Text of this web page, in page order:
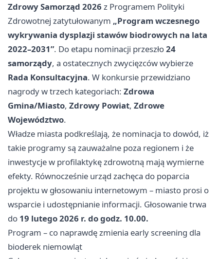
Zdrowy Samorząd 2026 z Programem Polityki
Zdrowotnej zatytułowanym „Program wczesnego
wykrywania dysplazji stawów biodrowych na lata
2022–2031”. Do etapu nominacji przeszło24
samorządy, a ostatecznych zwycięzców wybierze
Rada Konsultacyjna. W konkursie przewidziano
nagrody w trzech kategoriach: Zdrowa
Gmina/Miasto, Zdrowy Powiat, Zdrowe
Województwo.
Władze miasta podkreślają, że nominacja to dowód, iż
takie programy są zauważalne poza regionem i że
inwestycje w profilaktykę zdrowotną mają wymierne
efekty. Równocześnie urząd zachęca do poparcia
projektu w głosowaniu internetowym – miasto prosi o
wsparcie i udostępnianie informacji. Głosowanie trwa
do 19 lutego 2026 r. do godz. 10.00.
Program – co naprawdę zmienia early screening dla
bioderek niemowląt